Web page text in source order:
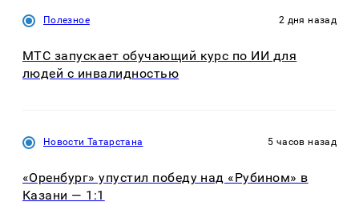
Полезное 2 дня назад
МТС запускает обучающий курс по ИИ для
людей с инвалидностью
Новости Татарстана 5 часов назад
«Оренбург» упустил победу над «Рубином» в
Казани — 1:1